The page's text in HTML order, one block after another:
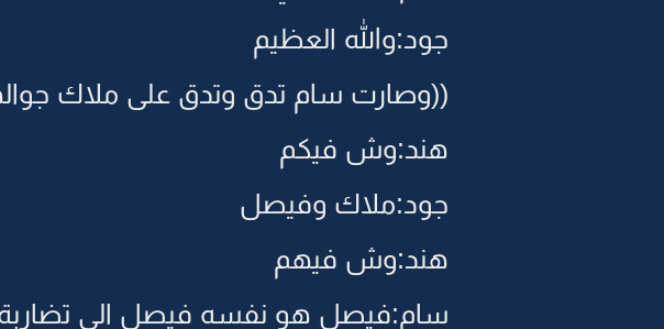
جود:والله العظيم
((وصارت سام تدق وتدق على ملاك
هند:وش فيكم
جود:ملاك وفيصل
هند:وش فيهم
سام:فيصل هو نفسه فيصل الي